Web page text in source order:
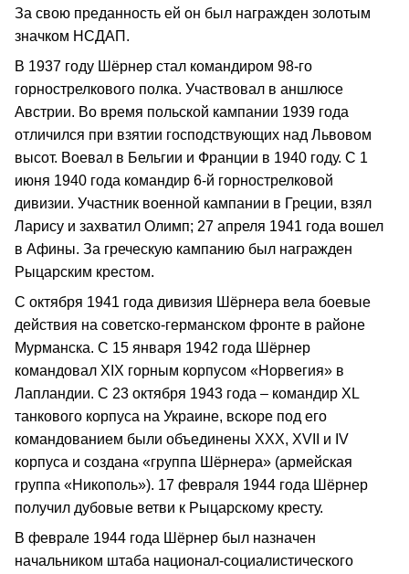
За свою преданность ей он был награжден золотым
значком НСДАП.
В 1937 году Шёрнер стал командиром 98-го
горнострелкового полка. Участвовал в аншлюсе
Австрии. Во время польской кампании 1939 года
отличился при взятии господствующих над Львовом
высот. Воевал в Бельгии и Франции в 1940 году. С 1
июня 1940 года командир 6-й горнострелковой
дивизии. Участник военной кампании в Греции, взял
Ларису и захватил Олимп; 27 апреля 1941 года вошел
в Афины. За греческую кампанию был награжден
Рыцарским крестом.
С октября 1941 года дивизия Шёрнера вела боевые
действия на советско-германском фронте в районе
Мурманска. С 15 января 1942 года Шёрнер
командовал ХIХ горным корпусом «Норвегия» в
Лапландии. С 23 октября 1943 года – командир XL
танкового корпуса на Украине, вскоре под его
командованием были объединены XXX, XVII и IV
корпуса и создана «группа Шёрнера» (армейская
группа «Никополь»). 17 февраля 1944 года Шёрнер
получил дубовые ветви к Рыцарскому кресту.
В феврале 1944 года Шёрнер был назначен
начальником штаба национал-социалистического